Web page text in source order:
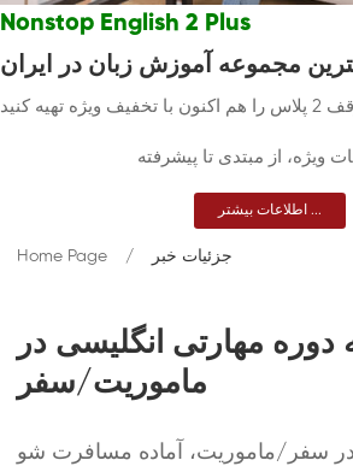
Nonstop English 2 Plus
مجموعه آموزش زبان در ایران
ویژه، از مبتدی تا پیشرفته
اطلاعات بیشتر ...
Home Page جزئیات خبر
دوره‌ مهارتی انگلیسی در
ماموریت/سفر